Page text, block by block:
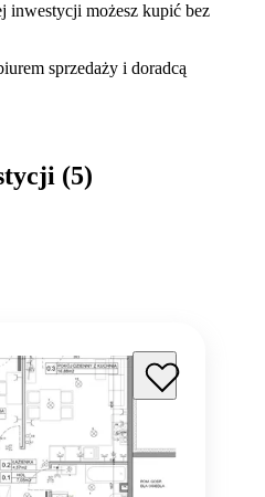
inwestycji możesz kupić bez
sprzedaży i doradcą
(5)